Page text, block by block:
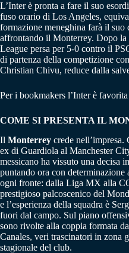
L’Inter è pronta a fare il suo
fuso orario di Los Angeles,
formazione meneghina farà il suo
affrontando il Monterrey. Dopo
League persa per 5-0 contro il
di partenza della competizione
Christian Chivu, reduce dalla
Per i bookmakers l’Inter è
COME SI PRESENTA IL
Il Monterrey crede
ex di Guardiola al Manchester
messicano ha vissuto una decisa
puntando ora con determinazione
ogni fronte: dalla Liga MX alla
prestigioso palcoscenico del
e l’esperienza della squadra è
fuori dal campo. Sul piano
sono rivolte alla coppia formata
Canales, veri trascinatori in zona
stagionale del club.